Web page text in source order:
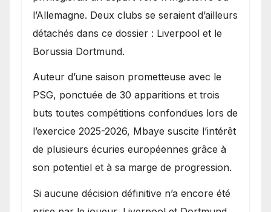
l’Allemagne. Deux clubs se seraient d’ailleurs
détachés dans ce dossier : Liverpool et le
Borussia Dortmund.
Auteur d’une saison prometteuse avec le
PSG, ponctuée de 30 apparitions et trois
buts toutes compétitions confondues lors de
l’exercice 2025-2026, Mbaye suscite l’intérêt
de plusieurs écuries européennes grâce à
son potentiel et à sa marge de progression.
Si aucune décision définitive n’a encore été